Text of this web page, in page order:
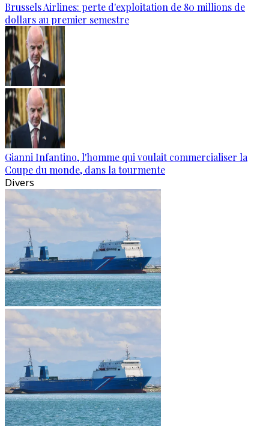
Brussels Airlines: perte d'exploitation de 80 millions de
dollars au premier semestre
Gianni Infantino, l'homme qui voulait commercialiser la
Coupe du monde, dans la tourmente
Divers